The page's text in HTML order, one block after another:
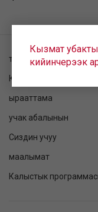
Кызмат
кийинчерээк
токтому текшерилет
Катталуу
ырааттама
учак абалынын
Сиздин учуу
маалымат
Калыстык